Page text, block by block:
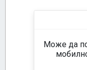
Може да